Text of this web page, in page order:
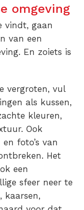
omgeving
vindt, gaan
van een
En zoiets is
vergroten, vul
als kussen,
kleuren,
Ook
foto’s van
Het
een
sfeer neer te
kaarsen,